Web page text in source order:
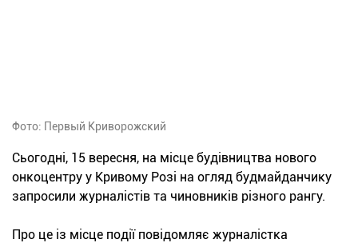
Фото: Первый Криворожский
Сьогодні, 15 вересня, на місце будівництва нового
онкоцентру у Кривому Розі на огляд будмайданчику
запросили журналістів та чиновників різного рангу.
Про це із місце події повідомляє журналістка